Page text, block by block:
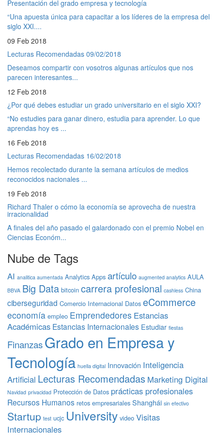
Presentación del grado empresa y tecnología
“Una apuesta única para capacitar a los líderes de la empresa del
siglo XXI....
09 Feb 2018
Lecturas Recomendadas 09/02/2018
Deseamos compartir con vosotros algunas artículos que nos
parecen interesantes...
12 Feb 2018
¿Por qué debes estudiar un grado universitario en el siglo XXI?
“No estudies para ganar dinero, estudia para aprender. Lo que
aprendas hoy es ...
16 Feb 2018
Lecturas Recomendadas 16/02/2018
Hemos recolectado durante la semana artículos de medios
reconocidos nacionales ...
19 Feb 2018
Richard Thaler o cómo la economía se aprovecha de nuestra
irracionalidad
A finales del año pasado el galardonado con el premio Nobel en
Ciencias Económ...
Nube de Tags
AI analitica aumentada Analytics Apps artículo augmented analytics AULA
BBVA Big Data bitcoin carrera profesional cashless China
ciberseguridad Comercio Internacional Datos eCommerce
economía empleo Emprendedores Estancias
Académicas Estancias Internacionales Estudiar fiestas
FinanzasGrado en Empresa y
Tecnología huella digital Innovación Inteligencia
Artificial Lecturas Recomendadas Marketing Digital
Navidad privacidad Protección de Datos prácticas profesionales
Recursos Humanos retos empresariales Shanghái sin efectivo
Startup test ucjc University video Visitas
Internacionales